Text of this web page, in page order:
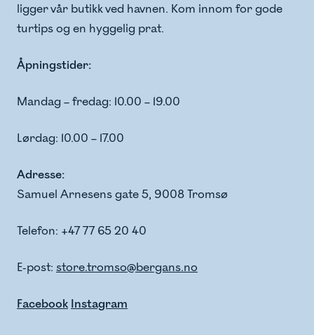
ligger vår butikk ved havnen. Kom innom for gode
turtips og en hyggelig prat.
Åpningstider:
Mandag – fredag: 10.00 – 19.00
Lørdag: 10.00 – 17.00
Adresse:
Samuel Arnesens gate 5, 9008 Tromsø
Telefon: +47 77 65 20 40
E-post: store.tromso@bergans.no
Facebook Instagram